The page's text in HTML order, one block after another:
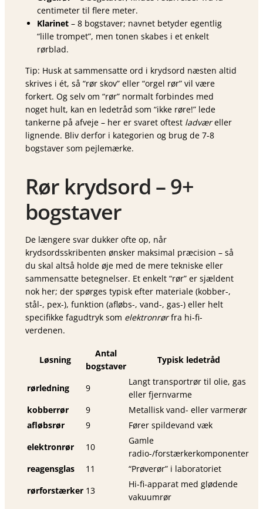
centimeter til flere meter.
Klarinet – 8 bogstaver; navnet betyder egentlig
“lille trompet”, men tonen skabes i et enkelt
rørblad.
Tip: Husk at sammensatte ord i krydsord næsten altid
skrives i ét, så “rør skov” eller “orgel rør” vil være
forkert. Og selv om “rør” normalt forbindes med
noget hult, kan en ledetråd som “ikke røre!” lede
tankerne på afveje – her er svaret oftest ladværeller
lignende. Bliv derfor i kategorien og brug de 7-8
bogstaver som pejlemærke.
Rør krydsord – 9+
bogstaver
De længere svar dukker ofte op, når
krydsordsskribenten ønsker maksimal præcision – så
du skal altså holde øje med de mere tekniske eller
sammensatte betegnelser. Et enkelt “rør” er sjældent
nok her; der spørges typisk efter materiale (kobber-,
stål-, pex-), funktion (afløbs-, vand-, gas-) eller helt
specifikke fagudtryk som elektronrørfra hi-fi-
verdenen.
Løsning
Antal
bogstaver
Typisk ledetråd
rørledning 9
Langt transport­rør til olie, gas
eller fjernvarme
kobberrør
9
Metallisk vand- eller varmerør
afløbsrør
9
Fører spildevand væk
elektronrør
10
Gamle
radio-/forstærkerkomponenter
reagensglas
11
“Prøverør” i laboratoriet
rørforstærker 13
Hi-fi-apparat med glødende
vakuumrør